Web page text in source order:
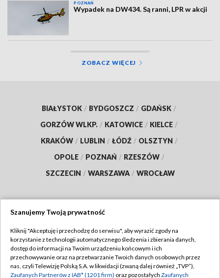
POZNAŃ
Wypadek na DW434. Są ranni, LPR w akcji
ZOBACZ WIĘCEJ
BIAŁYSTOK / BYDGOSZCZ / GDAŃSK /
GORZÓW WLKP. / KATOWICE / KIELCE /
KRAKÓW / LUBLIN / ŁÓDŹ / OLSZTYN /
OPOLE / POZNAŃ / RZESZÓW /
SZCZECIN / WARSZAWA / WROCŁAW
TVP
Abonament TVP
Emisja w TVP
Regulamin TVP
Polityka prywatności
Szanujemy Twoją prywatność
Kliknij "Akceptuję i przechodzę do serwisu", aby wyrazić zgody na
korzystanie z technologii automatycznego śledzenia i zbierania danych,
dostęp do informacji na Twoim urządzeniu końcowym i ich
przechowywanie oraz na przetwarzanie Twoich danych osobowych przez
nas, czyli Telewizję Polską S.A. w likwidacji (zwaną dalej również „TVP”),
Zaufanych Partnerów z IAB* (1201 firm) oraz pozostałych Zaufanych